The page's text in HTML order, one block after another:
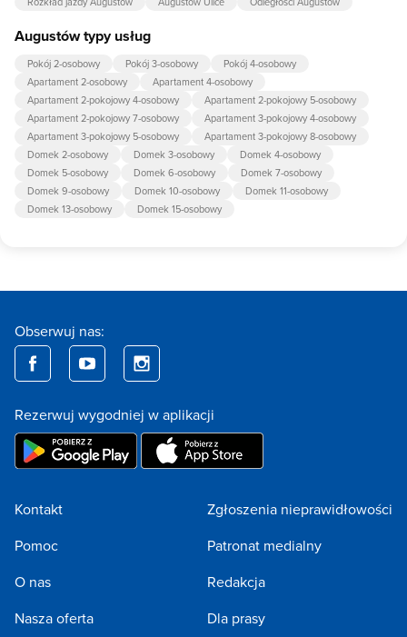
Augustów typy usług
Pokój 2-osobowy Pokój 3-osobowy
Pokój 4-osobowy
Apartament 2-osobowy
Apartament 4-osobowy
Apartament 2-pokojowy 4-osobowy
Apartament 2-pokojowy 5-osobowy
Apartament 2-pokojowy 7-osobowy
Apartament 3-pokojowy 4-osobowy
Apartament 3-pokojowy 5-osobowy
Apartament 3-pokojowy 8-osobowy
Domek 2-osobowy
Domek 3-osobowy
Domek 4-osobowy
Domek 5-osobowy
Domek 6-osobowy
Domek 7-osobowy
Domek 9-osobowy
Domek 10-osobowy
Domek 11-osobowy
Domek 13-osobowy
Domek 15-osobowy
Obserwuj nas:
Rezerwuj wygodniej w aplikacji
Kontakt
Pomoc
O nas
Nasza oferta
Zgłoszenia nieprawidłowości
Patronat medialny
Redakcja
Dla prasy